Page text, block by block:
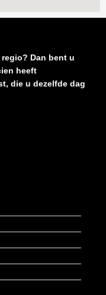
Dan bent u
heeft
die u dezelfde dag